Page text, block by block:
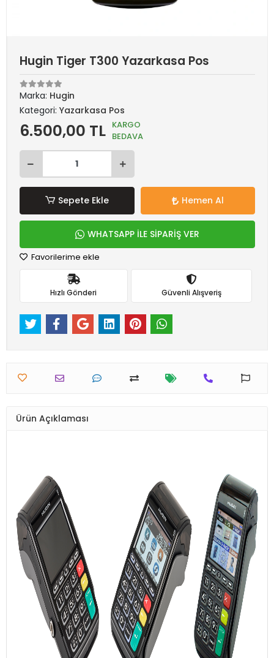
Hugin Tiger T300 Yazarkasa Pos
Marka: Hugin
Kategori: Yazarkasa Pos
6.500,00 TL KARGO
BEDAVA
Sepete Ekle Hemen Al
WHATSAPP İLE SİPARİŞ VER
Favorilerime ekle
Hızlı Gönderi Güvenli Alışveriş
Ürün Açıklaması